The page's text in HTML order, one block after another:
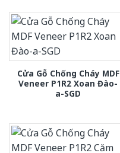
Cửa Gỗ Chống Cháy MDF
Veneer P1R2 Xoan Đào-
a-SGD